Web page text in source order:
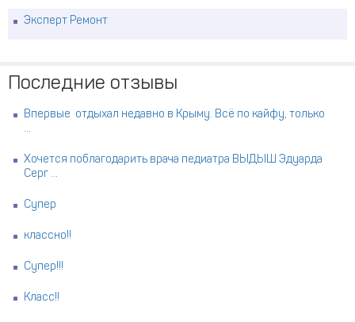
Эксперт Ремонт
Последние отзывы
Впервые отдыхал недавно в Крыму. Всё по кайфу, только
...
Хочется поблагодарить врача педиатра ВЫДЫШ Эдуарда
Серг ...
Супер
классно!!
Супер!!!
Класс!!